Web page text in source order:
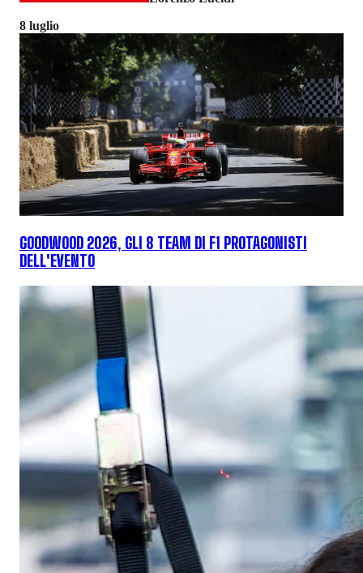
8 luglio
GOODWOOD 2026, GLI 8 TEAM DI F1 PROTAGONISTI
DELL'EVENTO